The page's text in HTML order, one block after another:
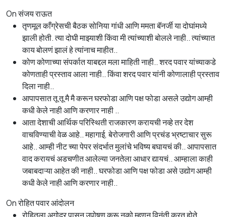
On संजय राऊत
तृणमूल काँग्रेसची बैठक सोनिया गांधी आणि ममता बॅनर्जी या दोघांमध्ये
झाली होती. त्या दोघी माझ्याशी किंवा मी त्यांच्याशी बोलले नाही.. त्यांच्यात
काय बोलणं झालं हे त्यांनाच माहीत..
कोण कोणाच्या संपर्कात याबद्दल मला माहिती नाही.. शरद पवार यांच्याकडे
कोणताही प्रस्ताव आला नाही.. किंवा शरद पवार यांनी कोणालाही प्रस्ताव
दिला नाही..
आपापसात तू तू मै मै करून घरफोडा आणि पक्ष फोडा असले उद्योग आम्ही
कधी केले नाही आणि करणार नाही ..
आता देशाची आर्थिक परिस्थिती राजकारण करायची नव्हे तर देश
वाचविण्याची वेळ आहे.. महागाई, बेरोजगारी आणि प्रचंड भ्रष्टाचार सुरू
आहे.. आम्ही नीट च्या पेपर संदर्भात मुलांचे भविष्य बघायचं की.. आपापसात
वाद करायचं अडचणीत आलेल्या जनतेला आधार द्यायचं.. आम्हाला काही
जबाबदाऱ्या आहेत की नाही.. घरफोडा आणि पक्ष फोडा असे उद्योग आम्ही
कधी केले नाही आणि करणार नाही..
On रोहित पवार आंदोलन